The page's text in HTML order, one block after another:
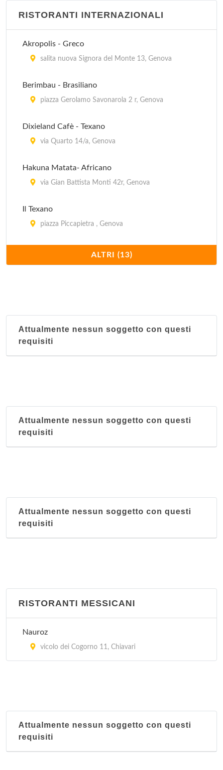
RISTORANTI INTERNAZIONALI
Akropolis - Greco
salita nuova Signora del Monte 13, Genova
Berimbau - Brasiliano
piazza Gerolamo Savonarola 2 r, Genova
Dixieland Cafè - Texano
via Quarto 14/a, Genova
Hakuna Matata- Africano
via Gian Battista Monti 42r, Genova
Il Texano
piazza Piccapietra , Genova
vico Falamonica 21 r, Genova
Nel continente nero - Africano
Rodizio Brasileiro
via della Marina 3r, Genova
ALTRI (13)
Attualmente nessun soggetto con questi
requisiti
Attualmente nessun soggetto con questi
requisiti
Attualmente nessun soggetto con questi
requisiti
RISTORANTI MESSICANI
Nauroz
vicolo dei Cogorno 11, Chiavari
Attualmente nessun soggetto con questi
requisiti